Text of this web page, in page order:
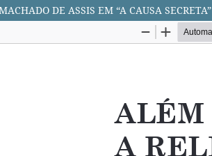
DE ASSIS EM “A CAUSA SECRETA”